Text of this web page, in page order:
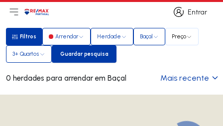
Entrar
Entrar
Abri menu principal
LogoIr para página inicial
Filtros
Filtros Arrendar Herdade Baçal Preço
3+ Quartos Guardar pesquisa
Guardar pesquisa
0 herdades para arrendar em Baçal Mais recente